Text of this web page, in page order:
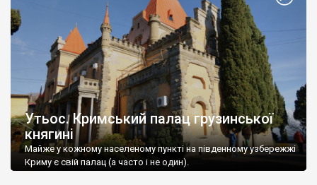
Утьос. Кримський палац грузинської
княгині
Майже у кожному населеному пункті на південному узбережжі
Криму є свій палац (а часто і не один).